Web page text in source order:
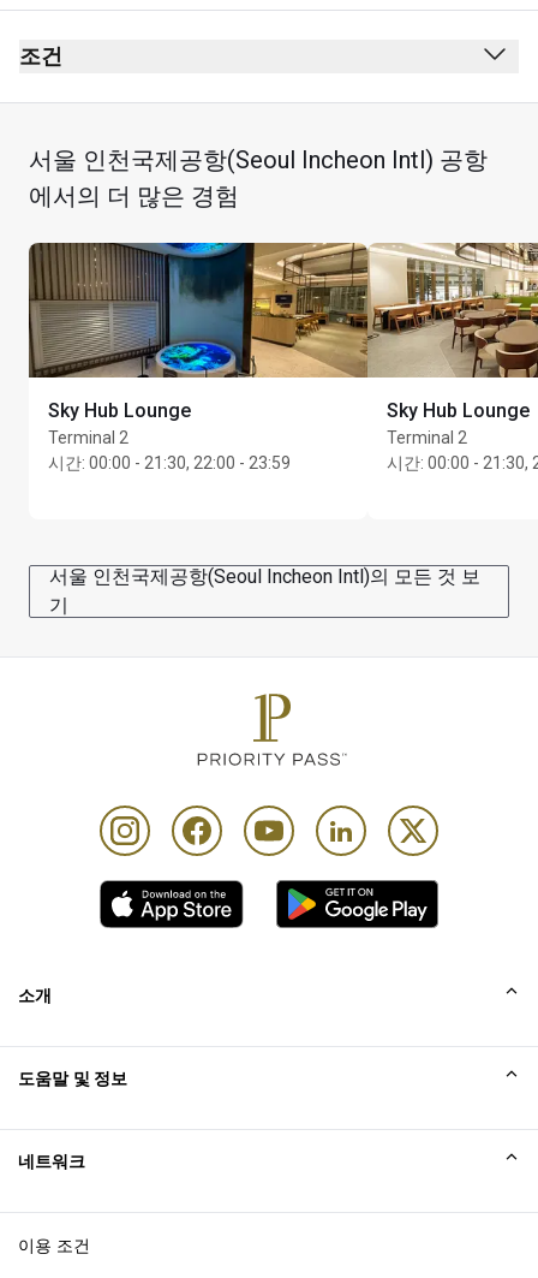
출발
보안 검사대 통과 후
표지판을 따라 'Transit Hotel'(으)로 이동
조건
금연(전자 담배 포함)
복장 규정 없음
라운지를 이용하려면 모든 카드 소지자 및 동반자가 당일
출발이 확정된 탑승권을 제시해야 합니다.
Food served daily between 06:00 - 21:30
무료 샤워 시설(매일 07:00 - 19:30 이용 가능)
무료 비즈니스 센터
최대 이용 시간: 3시간
서울 인천국제공항(Seoul Incheon Intl) 공항
에서의 더 많은 경험
Sky Hub Lounge
Terminal 2
시간: 00:00 - 21:30, 22:00 - 23:59
Sky Hub Lounge
Terminal 2
시간: 00:00 - 21:30,
서울 인천국제공항(Seoul Incheon Intl)의 모든 것 보
기
소개
Excellence Awards
블로그
도움말 및 정보
네트워크
이용 조건